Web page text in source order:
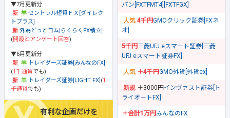
▼7月更新分
セントラル短資ＦＸ[ダイレク
トプラス]
外為どっとコム[らくらくFX積立]
(開設とアンケート回答)
▼6月更新分
トレイダーズ証券[みんなのFX]
(1千通貨でも)
トレイダーズ証券[LIGHT FX] (1
千通貨でも)
有利な企画だけを
パン[FXTFMT4][FXTFGX]
4千円GMOクリック証券[FXネ
オ]
5千円三菱UFJ eスマート証券[三菱
UFJ eスマート証券FX]
＋4千円GMO外貨[外貨ex]
＋3000円 インヴァスト証券[ト
ライオートFX]
＋合計1万円みんなのFX